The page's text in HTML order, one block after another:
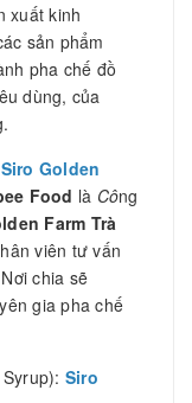
xuất kinh
sản phẩm
pha chế đồ
dùng, của
Siro Golden
Food là Công
Farm Trà
viên tư vấn
chia sẽ
gia pha chế
Siro